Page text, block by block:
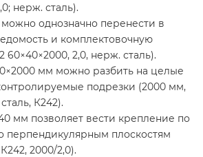
нерж. сталь).
однозначно перенести в
и комплектовочную
60×40×2000, 2,0, нерж. сталь).
мм можно разбить на целые
подрезки (2000 мм,
К242).
мм позволяет вести крепление по
перпендикулярным плоскостям
2000/2,0).